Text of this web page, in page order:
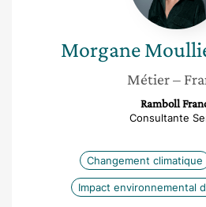
Morgane
Métier–
Ramboll
Consultante
Changement climatique
Impact environnemental